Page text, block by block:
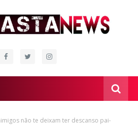
não te deixam ter descanso pai-